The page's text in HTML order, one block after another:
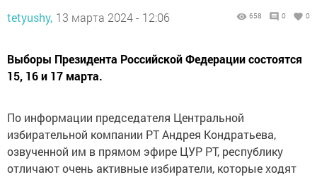
tetyushy, 13 марта 2024 - 12:06 658 0 0
Выборы Президента Российской Федерации состоятся
15, 16 и 17 марта.
По информации председателя Центральной
избирательной компании РТ Андрея Кондратьева,
озвученной им в прямом эфире ЦУР РТ, республику
отличают очень активные избиратели, которые ходят